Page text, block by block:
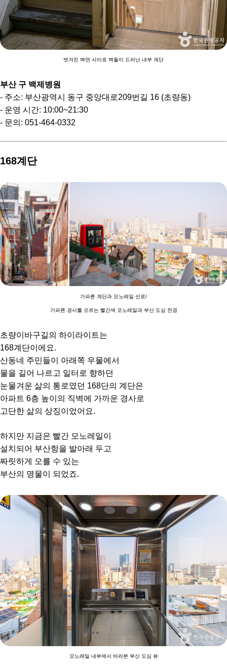
벗겨진 벽면 사이로 벽돌이 드러난 내부 계단
부산 구 백제병원
- 주소: 부산광역시 동구 중앙대로209번길 16 (초량동)
- 운영 시간: 10:00~21:30
- 문의: 051-464-0332
168계단
가파른 계단과 모노레일 선로/
가파른 경사를 오르는 빨간색 모노레일과 부산 도심 전경
초량이바구길의 하이라이트는
168계단이에요.
산동네 주민들이 아래쪽 우물에서
물을 길어 나르고 일터로 향하던
눈물겨운 삶의 통로였던 168단의 계단은
아파트 6층 높이의 직벽에 가까운 경사로
고단한 삶의 상징이었어요.
하지만 지금은 빨간 모노레일이
설치되어 부산항을 발아래 두고
짜릿하게 오를 수 있는
부산의 명물이 되었죠.
모노레일 내부에서 바라본 부산 도심 뷰